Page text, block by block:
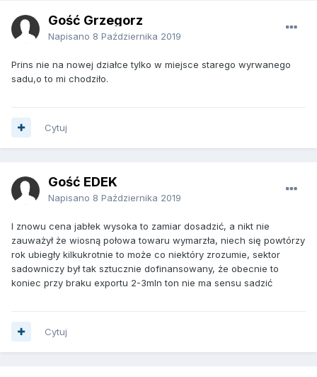
Gość Grzegorz
Napisano 8 Października 2019
Prins nie na nowej działce tylko w miejsce starego wyrwanego
sadu,o to mi chodziło.
Cytuj
Gość EDEK
Napisano 8 Października 2019
I znowu cena jabłek wysoka to zamiar dosadzić, a nikt nie
zauważył że wiosną połowa towaru wymarzła, niech się powtórzy
rok ubiegły kilkukrotnie to może co niektóry zrozumie, sektor
sadowniczy był tak sztucznie dofinansowany, że obecnie to
koniec przy braku exportu 2-3mln ton nie ma sensu sadzić
Cytuj